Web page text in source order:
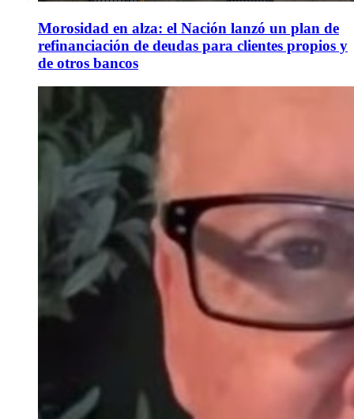
Morosidad en alza: el Nación lanzó un plan de
refinanciación de deudas para clientes propios y
de otros bancos